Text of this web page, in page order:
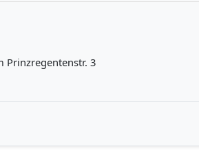
Prinzregentenstr. 3